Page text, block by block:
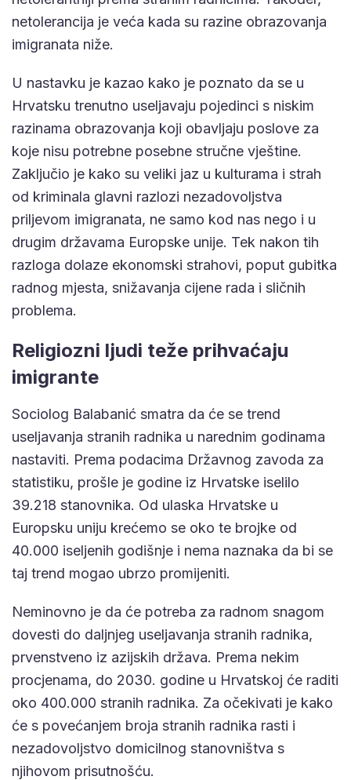
netolerancija je veća kada su razine obrazovanja
imigranata niže.
U nastavku je kazao kako je poznato da se u
Hrvatsku trenutno useljavaju pojedinci s niskim
razinama obrazovanja koji obavljaju poslove za
koje nisu potrebne posebne stručne vještine.
Zaključio je kako su veliki jaz u kulturama i strah
od kriminala glavni razlozi nezadovoljstva
priljevom imigranata, ne samo kod nas nego i u
drugim državama Europske unije. Tek nakon tih
razloga dolaze ekonomski strahovi, poput gubitka
radnog mjesta, snižavanja cijene rada i sličnih
problema.
Religiozni ljudi teže prihvaćaju
imigrante
Sociolog Balabanić smatra da će se trend
useljavanja stranih radnika u narednim godinama
nastaviti. Prema podacima Državnog zavoda za
statistiku, prošle je godine iz Hrvatske iselilo
39.218 stanovnika. Od ulaska Hrvatske u
Europsku uniju krećemo se oko te brojke od
40.000 iseljenih godišnje i nema naznaka da bi se
taj trend mogao ubrzo promijeniti.
Neminovno je da će potreba za radnom snagom
dovesti do daljnjeg useljavanja stranih radnika,
prvenstveno iz azijskih država. Prema nekim
procjenama, do 2030. godine u Hrvatskoj će raditi
oko 400.000 stranih radnika. Za očekivati je kako
će s povećanjem broja stranih radnika rasti i
nezadovoljstvo domicilnog stanovništva s
njihovom prisutnošću.